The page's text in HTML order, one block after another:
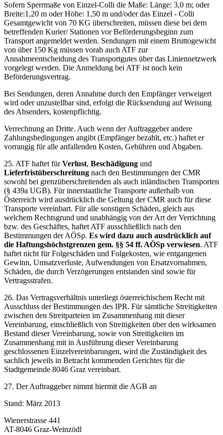
Sofern Sperrmaße von Einzel-Colli die Maße: Länge: 3,0 m; oder
Breite:1,20 m oder Höhe: 1,50 m und/oder das Einzel - Colli
Gesamtgewicht von 70 KG überschreiten, müssen diese bei dem
betreffenden Kurier/ Stationen vor Beförderungsbeginn zum
Transport angemeldet werden. Sendungen mit einem Bruttogewicht
von über 150 Kg müssen vorab auch ATF zur
Annahmeentscheidung des Transportgutes über das Liniennetzwerk
vorgelegt werden. Die Anmeldung bei ATF ist noch kein
Beförderungsvertrag.
Bei Sendungen, deren Annahme durch den Empfänger verweigert
wird oder unzustellbar sind, erfolgt die Rücksendung auf Weisung
des Absenders, kostenpflichtig.
Verrechnung an Dritte. Auch wenn der Auftraggeber andere
Zahlungsbedingungen angibt (Empfänger bezahlt, etc.) haftet er
vorrangig für alle anfallenden Kosten, Gebühren und Abgaben.
25. ATF haftet fürVerlust, Beschädigung und
Lieferfristüberschreitung nach den Bestimmungen der CMR
sowohl bei grenzüberschreitenden als auch inländischen Transporten
(§ 439a UGB). Für innerstaatliche Transporte außerhalb von
Österreich wird ausdrücklich die Geltung der CMR auch für diese
Transporte vereinbart. Für alle sonstigen Schäden, gleich aus
welchem Rechtsgrund und unabhängig von der Art der Verrichtung
bzw. des Geschäftes, haftet ATF ausschließlich nach den
Bestimmungen der AÖSp. Es wird dazu auch ausdrücklich auf
die Haftungshöchstgrenzen gem. §§ 54 ff. AÖSp verwiesen. ATF
haftet nicht für Folgeschäden und Folgekosten, wie entgangenen
Gewinn, Umsatzverluste, Aufwendungen von Ersatzvornahmen,
Schäden, die durch Verzögerungen entstanden sind sowie für
Vertragsstrafen.
26. Das Vertragsverhältnis unterliegt österreichischem Recht mit
Ausschluss der Bestimmungen des IPR. Für sämtliche Streitigkeiten
zwischen den Streitparteien im Zusammenhang mit dieser
Vereinbarung, einschließlich von Streitigkeiten über den wirksamen
Bestand dieser Vereinbarung, sowie von Streitigkeiten im
Zusammenhang mit in Ausführung dieser Vereinbarung
geschlossenen Einzelvereinbarungen, wird die Zuständigkeit des
sachlich jeweils in Betracht kommenden Gerichtes für die
Stadtgemeinde 8046 Graz vereinbart.
27. Der Auftraggeber nimmt hiermit die AGB an
Stand: März 2013
Wienerstrasse 441
AT-8046 Graz-Weinzödl